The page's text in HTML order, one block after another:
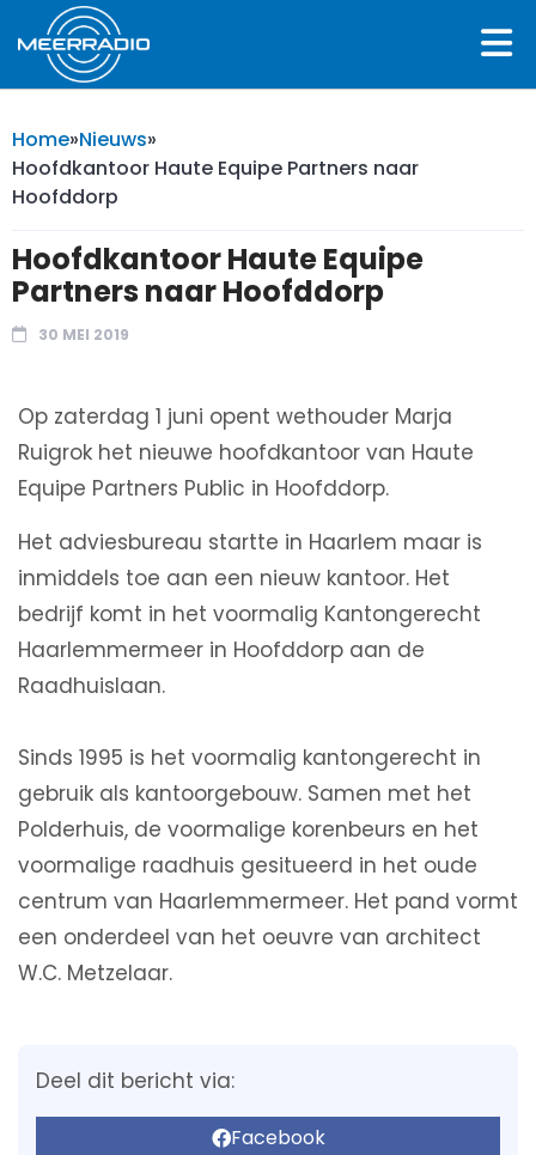
Home»Nieuws»
Hoofdkantoor Haute Equipe Partners naar
Hoofddorp
Hoofdkantoor Haute Equipe
Partners naar Hoofddorp
30 MEI 2019
Op zaterdag 1 juni opent wethouder Marja
Ruigrok het nieuwe hoofdkantoor van Haute
Equipe Partners Public in Hoofddorp.
Het adviesbureau startte in Haarlem maar is
inmiddels toe aan een nieuw kantoor. Het
bedrijf komt in het voormalig Kantongerecht
Haarlemmermeer in Hoofddorp aan de
Raadhuislaan.
Sinds 1995 is het voormalig kantongerecht in
gebruik als kantoorgebouw. Samen met het
Polderhuis, de voormalige korenbeurs en het
voormalige raadhuis gesitueerd in het oude
centrum van Haarlemmermeer. Het pand vormt
een onderdeel van het oeuvre van architect
W.C. Metzelaar.
Deel dit bericht via:
Facebook